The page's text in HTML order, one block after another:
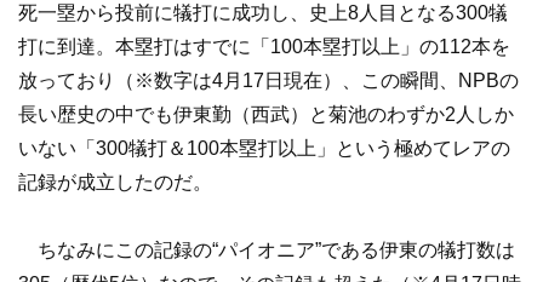
死一塁から投前に犠打に成功し、史上8人目となる300犠
打に到達。本塁打はすでに「100本塁打以上」の112本を
放っており（※数字は4月17日現在）、この瞬間、NPBの
長い歴史の中でも伊東勤（西武）と菊池のわずか2人しか
いない「300犠打＆100本塁打以上」という極めてレアの
記録が成立したのだ。
ちなみにこの記録の“パイオニア”である伊東の犠打数は